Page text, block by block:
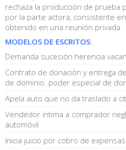
rechaza la producción de prueba
por la parte actora, consistente
obtenido en una reunión privada
MODELOS DE ESCRITOS:
Demanda sucesión herencia
Contrato de donación y entrega
de dominio. poder especial de
Apela auto que no da traslado a
Vendedor intima a comprador
automóvil
Inicia juicio por cobro de expensas